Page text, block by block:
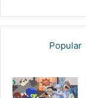
Popular